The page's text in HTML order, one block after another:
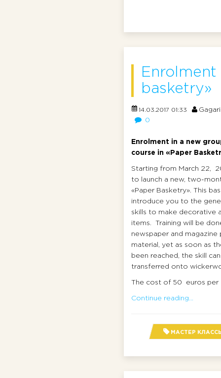
basketry»
14.03.2017 01:33
0
Enrolment in a new
course in «Paper
Starting from March 22,
to launch a new, two-
«Paper Basketry». This
introduce you to the
skills to make decorative
items. Training will be
newspaper and magazine
material, yet as soon as
been reached, the skill
transferred onto
The cost of 50 euros per
Continue reading...
МАСТЕР